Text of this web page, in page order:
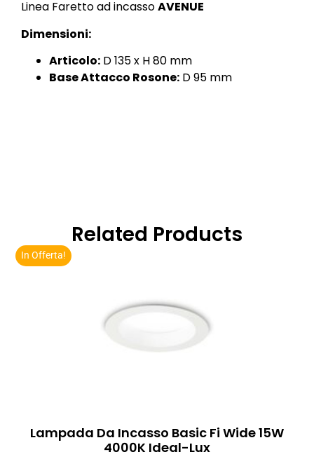
Linea Faretto ad incassoAVENUE
Dimensioni:
Articolo: D 135 x H 80 mm
Base Attacco Rosone: D 95 mm
Related Products
In Offerta!
Lampada Da Incasso Basic Fi Wide 15W
4000K Ideal-Lux